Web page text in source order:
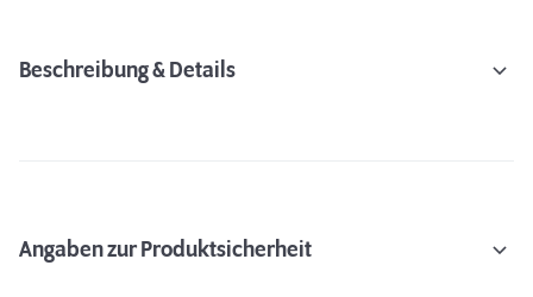
Beschreibung & Details
Angaben zur Produktsicherheit